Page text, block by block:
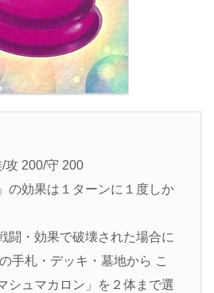
攻 200/守 200
の効果は１ターンに１度しか
闘・効果で破壊された場合に
手札・デッキ・墓地から こ
シュマカロン」を２体まで選